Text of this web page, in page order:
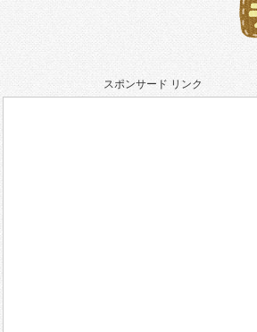
スポンサード リンク